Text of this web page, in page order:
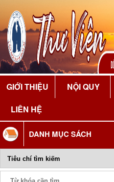
GIỚI THIỆU NỘI QUY
LIÊN HỆ
DANH MỤC SÁCH